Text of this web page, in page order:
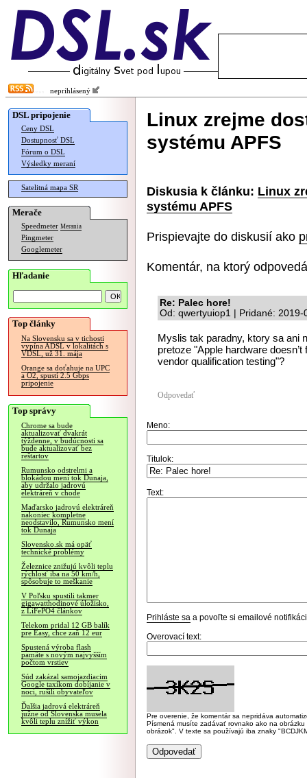
neprihlásený
DSL pripojenie
Ceny DSL
Dostupnosť DSL
Fórum o DSL
Výsledky meraní
Satelitná mapa SR
Merače
Speedmeter Merania
Pingmeter
Googlemeter
Hľadanie
Top články
Na Slovensku sa v tichosti
vypína ADSL v lokalitách s
VDSL, už 31. mája
Orange sa doťahuje na UPC
a O2, spustí 2.5 Gbps
pripojenie
Top správy
Chrome sa bude
aktualizovať dvakrát
týždenne, v budúcnosti sa
bude aktualizovať bez
reštartov
Rumunsko odstrelmi a
blokádou mení tok Dunaja,
aby udržalo jadrovú
elektráreň v chode
Maďarsko jadrovú elektráreň
nakoniec kompletne
neodstavilo, Rumunsko mení
tok Dunaja
Slovensko.sk má opäť
technické problémy
Železnice znižujú kvôli teplu
rýchlosť iba na 50 km/h,
spôsobuje to meškanie
V Poľsku spustili takmer
gigawatthodinové úložisko,
z LiFePO4 článkov
Telekom pridal 12 GB balík
pre Easy, chce zaň 12 eur
Spustená výroba flash
pamäte s novým najvyšším
počtom vrstiev
Súd zakázal samojazdiacim
Google taxíkom dobíjanie v
noci, rušili obyvateľov
Ďalšia jadrová elektráreň
južne od Slovenska musela
kvôli teplu znížiť výkon
Linux zrejme
systému APFS
Diskusia k článku: Linux
systému APFS
Prispievajte do diskusií ako
Komentár, na ktorý
Re: Palec hore!
Od: qwertyuiop1 | Pridané: 2019-
Myslis tak paradny, ktory sa ani
pretoze "Apple hardware
vendor qualification testing"?
Odpovedať
Meno:
Titulok:
Text:
Prihláste sa a povoľte si emailové
Overovací text:
Pre overenie, že komentár sa nepridáva
Písmená musíte zadávať rovnako ako na
obrázok". V texte sa používajú iba znaky